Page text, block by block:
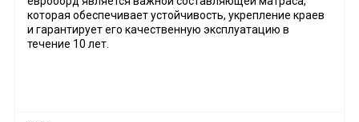
которая обеспечивает устойчивость, укрепление краев
и гарантирует его качественную эксплуатацию в
течение 10 лет.